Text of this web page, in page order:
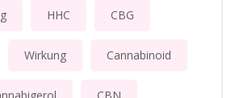
HHC CBG
Wirkung Cannabinoid